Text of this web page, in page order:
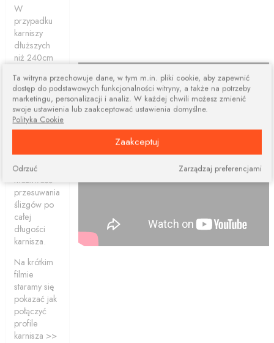
W
przypadku
karniszy
dłuższych
niż 240cm
łączone z
dwóch lub
więcej
elementów.
Połączone
ciągle dają
nam
możliwość
przesuwania
ślizgów po
całej
długości
karnisza.
Na krótkim
filmie
staramy się
pokazać jak
połączyć
profile
karnisza >>
Ta witryna przechowuje dane, w tym m.in. pliki cookie, aby zapewnić
dostęp do podstawowych funkcjonalności witryny, a także na potrzeby
marketingu, personalizacji i analiz. W każdej chwili możesz zmienić
swoje ustawienia lub zaakceptować ustawienia domyślne.
Polityka Cookie
Zaakceptuj
Zarządzaj preferencjami
Odrzuć